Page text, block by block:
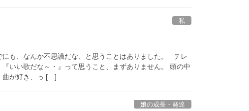
私
にも、なんか不思議だな、と思うことはありました。 テレ
いい歌だな～・』って思うこと、まずありません。 頭の中
曲が好き、っ […]
娘の成長・発達